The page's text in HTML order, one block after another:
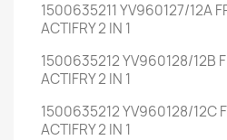
1500635211 YV960127/12A
ACTIFRY 2 IN 1
1500635212 YV960128/12B
ACTIFRY 2 IN 1
1500635212 YV960128/12C
ACTIFRY 2 IN 1